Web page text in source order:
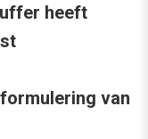
heeft
van